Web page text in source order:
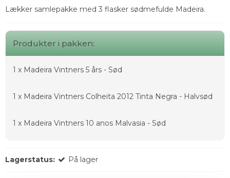
Lækker samlepakke med 3 flasker sødmefulde Madeira.
Produkter i pakken:
1 x Madeira Vintners 5 års - Sød
1 x Madeira Vintners Colheita 2012 Tinta Negra - Halvsød
1 x Madeira Vintners 10 anos Malvasia - Sød
Lagerstatus: På lager